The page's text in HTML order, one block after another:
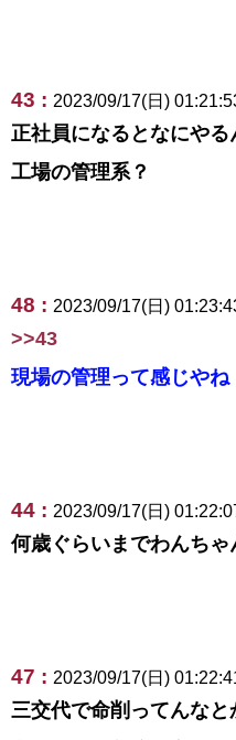
43 : 2023/09/17(日)
正社員になるとなにやる
工場の管理系？
48 : 2023/09/17(日)
>>43
現場の管理って感じやね
44 : 2023/09/17(日)
何歳ぐらいまでわんちゃ
47 : 2023/09/17(日)
三交代で命削ってんな